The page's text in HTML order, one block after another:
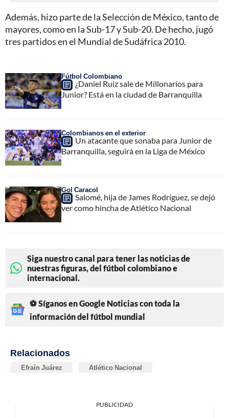
Además, hizo parte de la Selección de México, tanto de
mayores, como en la Sub-17 y Sub-20. De hecho, jugó
tres partidos en el Mundial de Sudáfrica 2010.
Fútbol Colombiano
¿Daniel Ruiz sale de Millonarios para
Junior? Está en la ciudad de Barranquilla
Colombianos en el exterior
Un atacante que sonaba para Junior de
Barranquilla, seguirá en la Liga de México
Gol Caracol
Salomé, hija de James Rodríguez, se dejó
ver como hincha de Atlético Nacional
Siga nuestro canal para tener las noticias de
nuestras figuras, del fútbol colombiano e
internacional.
⚽ Síganos en Google Noticias con toda la
información del fútbol mundial
Relacionados
Efraín Juárez Atlético Nacional
PUBLICIDAD